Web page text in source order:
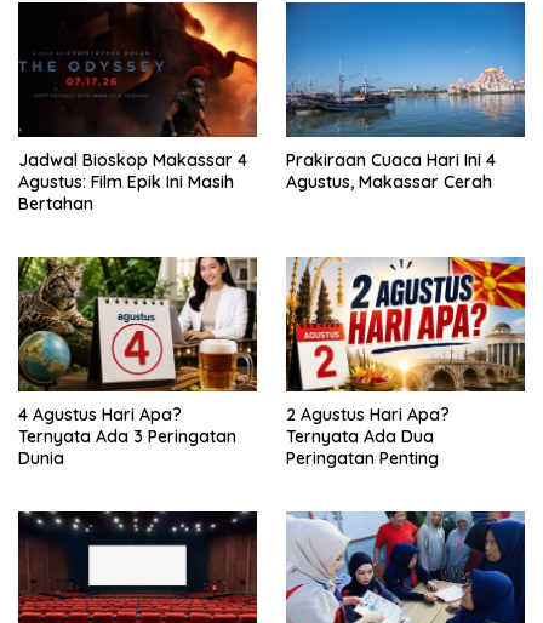
Jadwal Bioskop Makassar 4
Agustus: Film Epik Ini Masih
Bertahan
Prakiraan Cuaca Hari Ini 4
Agustus, Makassar Cerah
4 Agustus Hari Apa?
Ternyata Ada 3 Peringatan
Dunia
2 Agustus Hari Apa?
Ternyata Ada Dua
Peringatan Penting